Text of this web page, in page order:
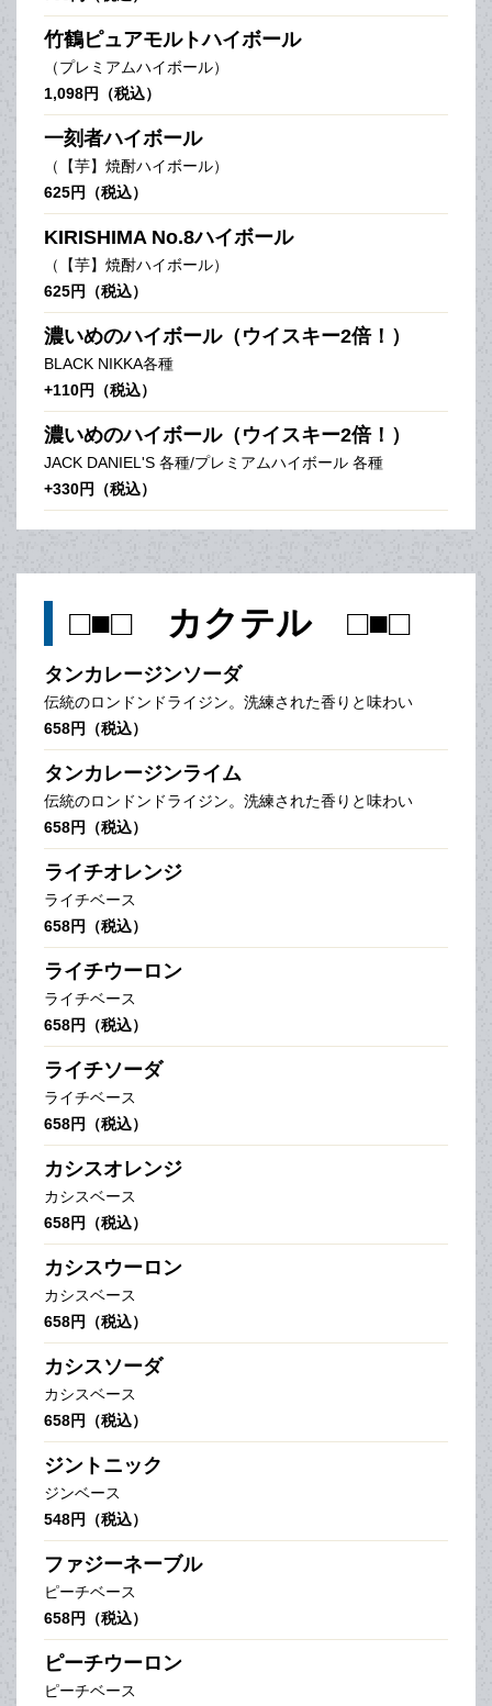
竹鶴ピュアモルトハイボール
（プレミアムハイボール）
1,098円（税込）
一刻者ハイボール
（【芋】焼酎ハイボール）
625円（税込）
KIRISHIMA No.8ハイボール
（【芋】焼酎ハイボール）
625円（税込）
濃いめのハイボール（ウイスキー2倍！）
BLACK NIKKA各種
+110円（税込）
濃いめのハイボール（ウイスキー2倍！）
JACK DANIEL'S 各種/プレミアムハイボール 各種
+330円（税込）
□■□ カクテル □■□
タンカレージンソーダ
伝統のロンドンドライジン。洗練された香りと味わい
658円（税込）
タンカレージンライム
伝統のロンドンドライジン。洗練された香りと味わい
658円（税込）
ライチオレンジ
ライチベース
658円（税込）
ライチウーロン
ライチベース
658円（税込）
ライチソーダ
ライチベース
658円（税込）
カシスオレンジ
カシスベース
658円（税込）
カシスウーロン
カシスベース
658円（税込）
カシスソーダ
カシスベース
658円（税込）
ジントニック
ジンベース
548円（税込）
ファジーネーブル
ピーチベース
658円（税込）
ピーチウーロン
ピーチベース